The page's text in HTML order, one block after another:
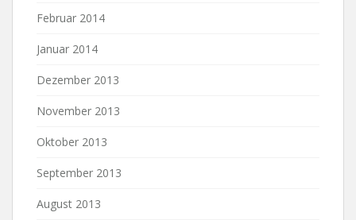
Februar 2014
Januar 2014
Dezember 2013
November 2013
Oktober 2013
September 2013
August 2013